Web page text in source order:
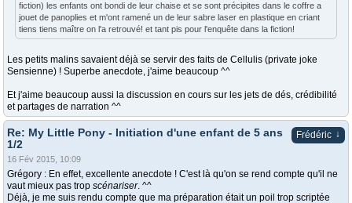
fiction) les enfants ont bondi de leur chaise et se sont précipites dans le coffre a
jouet de panoplies et m'ont ramené un de leur sabre laser en plastique en criant
tiens tiens maître on l'a retrouvé! et tant pis pour l'enquête dans la fiction!
Les petits malins savaient déjà se servir des faits de Cellulis (private joke
Sensienne) ! Superbe anecdote, j'aime beaucoup ^^
Et j'aime beaucoup aussi la discussion en cours sur les jets de dés, crédibilité
et partages de narration ^^
Frédéric ↓
Re: My Little Pony - Initiation d'une enfant de 5 ans
1/2
16 Fév 2015, 10:09
Grégory : En effet, excellente anecdote ! C'est là qu'on se rend compte qu'il ne
vaut mieux pas trop scénariser. ^^
Déjà, je me suis rendu compte que ma préparation était un poil trop scriptée